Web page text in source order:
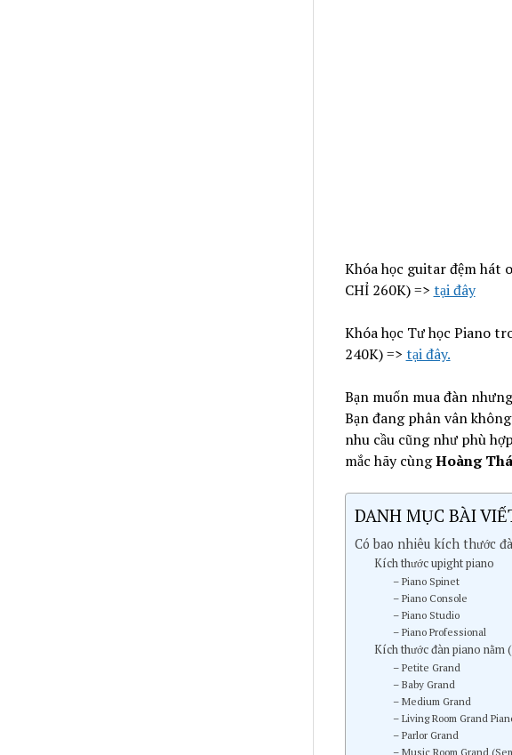
Khóa học guitar đệm hát
CHỈ 260K) => tại đây
Khóa học Tư học Piano
240K) => tại đây.
Bạn muốn mua đàn
Bạn đang phân vân
nhu cầu cũng như phù
mắc hãy cùngHoàng
DANH MỤC BÀI
Có bao nhiêu kích thước
Kích thước upight piano
– Piano Spinet
– Piano Console
– Piano Studio
– Piano Professional
Kích thước đàn piano nằm
– Petite Grand
– Baby Grand
– Medium Grand
– Living Room Grand
– Parlor Grand
– Music Room Grand